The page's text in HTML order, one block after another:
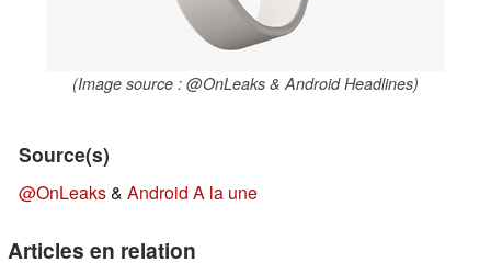
(Image source : @OnLeaks & Android Headlines)
Source(s)
@OnLeaks& Android A la une
Articles en relation